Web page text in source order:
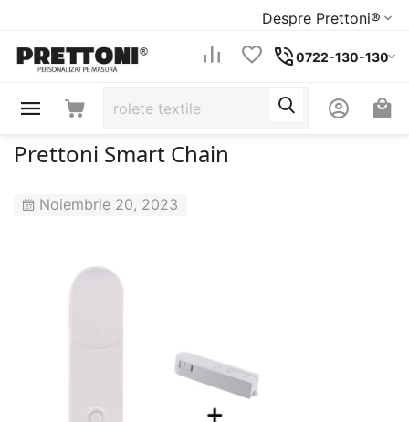
Despre Prettoni®
0722-130-130
Prettoni Smart Chain
Noiembrie 20, 2023